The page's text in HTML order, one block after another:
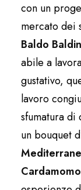
con un
mercato dei
Baldo
abile a
gustativo,
lavoro
sfumatura di
un bouquet
Cardamomo